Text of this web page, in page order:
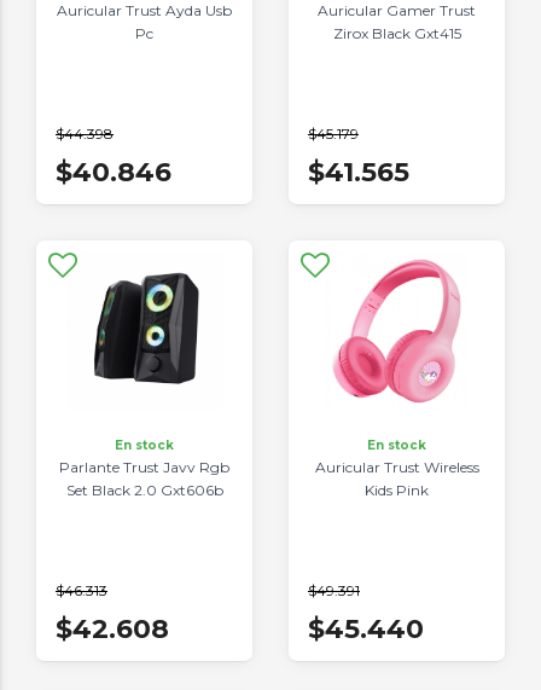
Auricular Trust Ayda Usb
Pc
$44.398
$40.846
Auricular Gamer Trust
Zirox Black Gxt415
$45.179
$41.565
En stock
Parlante Trust Javv Rgb
Set Black 2.0 Gxt606b
$46.313
$42.608
En stock
Auricular Trust Wireless
Kids Pink
$49.391
$45.440